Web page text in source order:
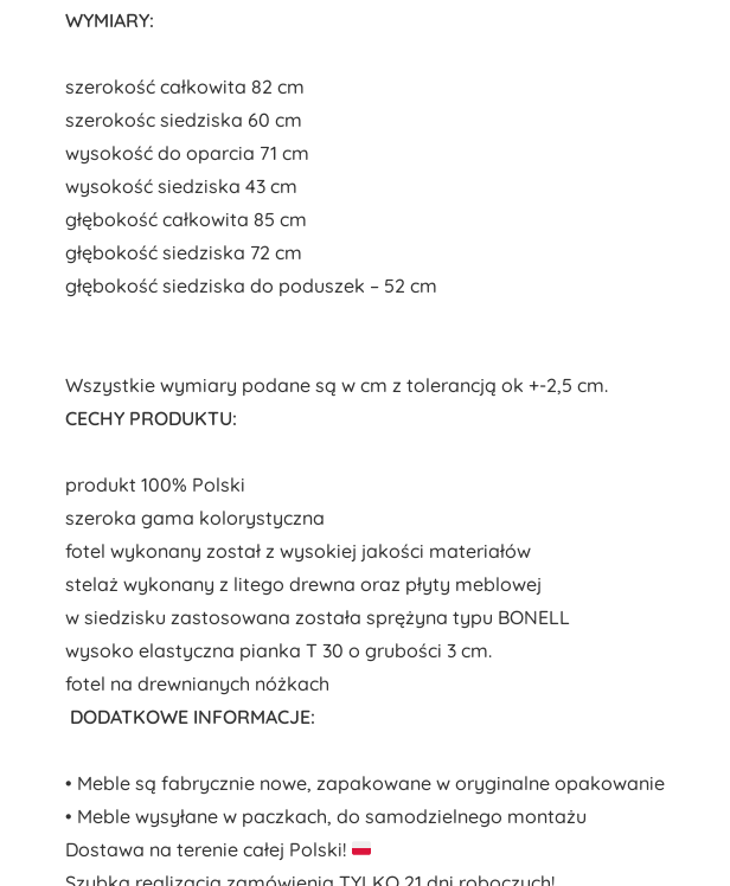
WYMIARY:
szerokość całkowita 82 cm
szerokośc siedziska 60 cm
wysokość do oparcia 71 cm
wysokość siedziska 43 cm
głębokość całkowita 85 cm
głębokość siedziska 72 cm
głębokość siedziska do poduszek – 52 cm
Wszystkie wymiary podane są w cm z tolerancją ok +-2,5 cm.
CECHY PRODUKTU:
produkt 100% Polski
szeroka gama kolorystyczna
fotel wykonany został z wysokiej jakości materiałów
stelaż wykonany z litego drewna oraz płyty meblowej
w siedzisku zastosowana została sprężyna typu BONELL
wysoko elastyczna pianka T 30 o grubości 3 cm.
fotel na drewnianych nóżkach
DODATKOWE INFORMACJE:
• Meble są fabrycznie nowe, zapakowane w oryginalne opakowanie
• Meble wysyłane w paczkach, do samodzielnego montażu
Dostawa na terenie całej Polski!